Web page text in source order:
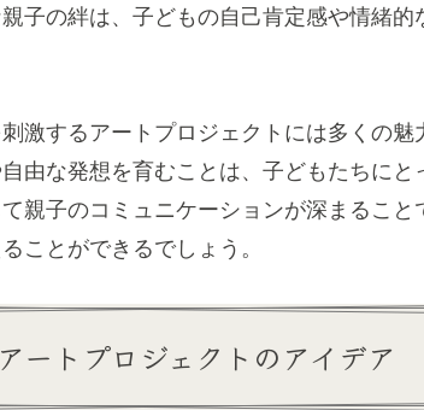
子の絆は、子どもの自己肯定感や情緒的
激するアートプロジェクトには多くの魅
由な発想を育むことは、子どもたちにと
親子のコミュニケーションが深まること
ことができるでしょう。
ートプロジェクトのアイデア